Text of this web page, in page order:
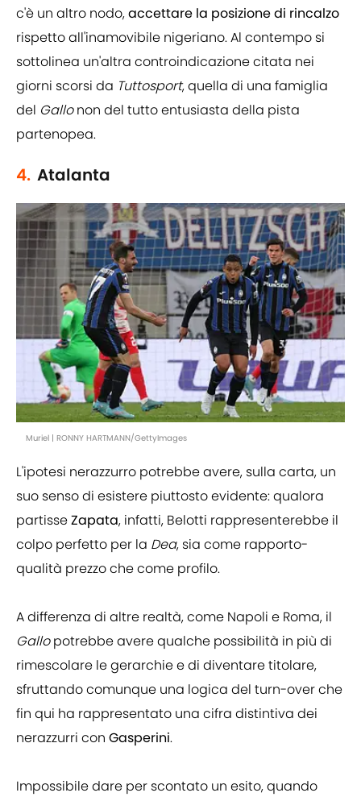
c'è un altro nodo,accettare la posizione di rincalzo
rispetto all'inamovibile nigeriano. Al contempo si
sottolinea un'altra controindicazione citata nei
giorni scorsi da Tuttosport, quella di una famiglia
del Gallonon del tutto entusiasta della pista
partenopea.
4. Atalanta
Muriel | RONNY HARTMANN/GettyImages
L'ipotesi nerazzurro potrebbe avere, sulla carta, un
suo senso di esistere piuttosto evidente: qualora
partisseZapata, infatti, Belotti rappresenterebbe il
colpo perfetto per la Dea, sia come rapporto-
qualità prezzo che come profilo.
A differenza di altre realtà, come Napoli e Roma, il
Gallopotrebbe avere qualche possibilità in più di
rimescolare le gerarchie e di diventare titolare,
sfruttando comunque una logica del turn-over che
fin qui ha rappresentato una cifra distintiva dei
nerazzurri con Gasperini.
Impossibile dare per scontato un esito, quando